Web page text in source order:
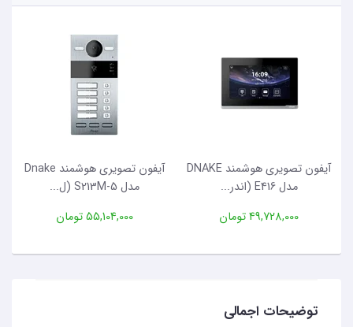
آیفون تصویری هوشمند DNAKE
مدل E416 (اندر...
49,728,000 تومان
آیفون تصویری هوشمند Dnake
مدل S213M-5 (ل...
55,104,000 تومان
توضیحات اجمالی